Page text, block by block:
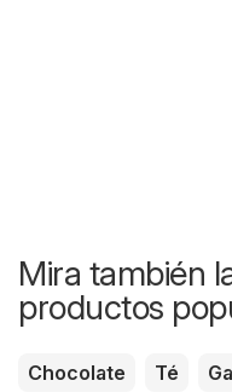
Mira también
productos
Chocolate Té